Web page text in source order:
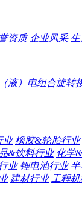
资质 企业风采
液）电组合旋转
业 橡胶&轮胎行业
&饮料行业 化学
业 锂电池行业
建材行业 工程